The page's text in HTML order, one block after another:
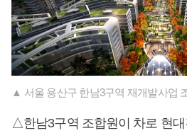
▲ 서울 용산구 한남3구역 재개발사업
△한남3구역 조합원이 차로 현